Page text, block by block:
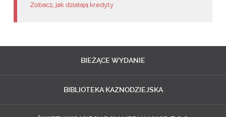
Zobacz, jak działają kredyty
BIEŻĄCE WYDANIE
BIBLIOTEKA KAZNODZIEJSKA